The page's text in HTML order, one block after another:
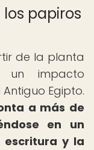
papiros
de la planta
un impacto
Egipto.
a más de
en un
y la